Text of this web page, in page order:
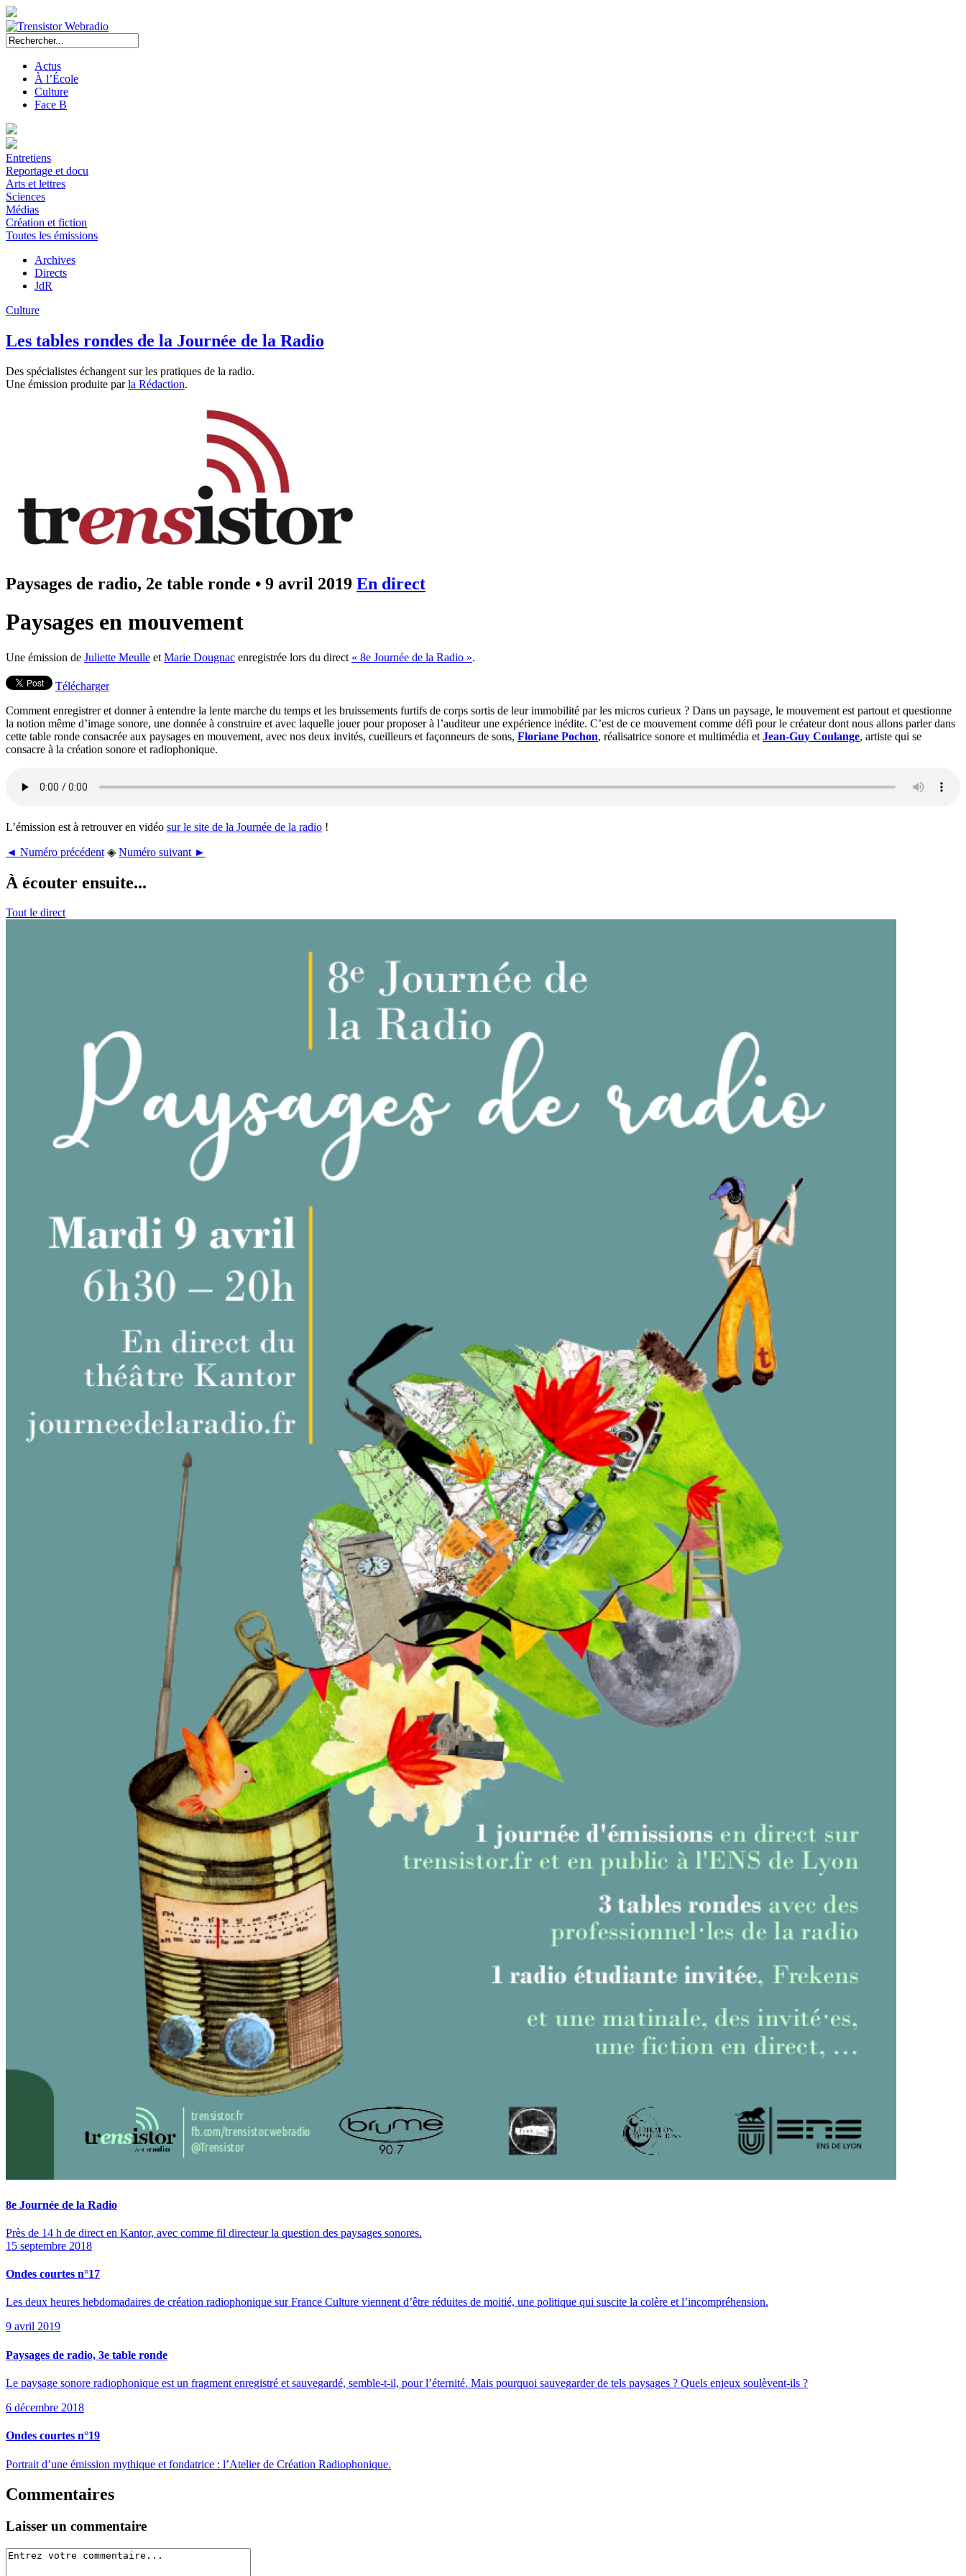
Actus
À l’École
Culture
Face B
Entretiens
Reportage et docu
Arts et lettres
Sciences
Médias
Création et fiction
Toutes les émissions
Archives
Directs
JdR
Culture
Les tables rondes de la Journée de la Radio
Des spécialistes échangent sur les pratiques de la radio.
Une émission produite parla Rédaction.
Paysages de radio, 2e table ronde • 9 avril 2019 En direct
Paysages en mouvement
Une émission de Juliette Meulle et Marie Dougnac enregistrée lors du direct « 8e Journée de la Radio ».
Télécharger
Comment enregistrer et donner à entendre la lente marche du temps et les bruissements furtifs de corps sortis de leur immobilité par les micros curieux ? Dans un paysage, le mouvement est partout et questionne
la notion même d’image sonore, une donnée à construire et avec laquelle jouer pour proposer à l’auditeur une expérience inédite. C’est de ce mouvement comme défi pour le créateur dont nous allons parler dans
cette table ronde consacrée aux paysages en mouvement, avec nos deux invités, cueilleurs et façonneurs de sons, Floriane Pochon, réalisatrice sonore et multimédia et Jean-Guy Coulange, artiste qui se
consacre à la création sonore et radiophonique.
L’émission est à retrouver en vidéo sur le site de la Journée de la radio !
◄ Numéro précédent ◈ Numéro suivant ►
À écouter ensuite...
Tout le direct
8e Journée de la Radio
Près de 14 h de direct en Kantor, avec comme fil directeur la question des paysages sonores.
15 septembre 2018
Ondes courtes n°17
Les deux heures hebdomadaires de création radiophonique sur France Culture viennent d’être réduites de moitié, une politique qui suscite la colère et l’incompréhension.
9 avril 2019
Paysages de radio, 3e table ronde
Le paysage sonore radiophonique est un fragment enregistré et sauvegardé, semble-t-il, pour l’éternité. Mais pourquoi sauvegarder de tels paysages ? Quels enjeux soulèvent-ils ?
6 décembre 2018
Ondes courtes n°19
Portrait d’une émission mythique et fondatrice : l’Atelier de Création Radiophonique.
Commentaires
Laisser un commentaire